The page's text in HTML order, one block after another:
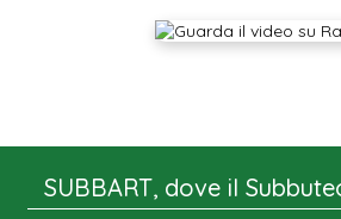
SUBBART, dove il